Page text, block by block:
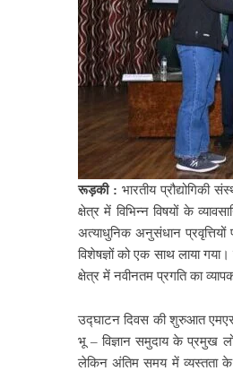
रूड़की : भारतीय
क्षेत्र में विभिन्न विषयों के
अत्याधुनिक अनुसंधान
विशेषज्ञों को एक साथ लाया
क्षेत्र में नवीनतम प्रगति का
उद्घाटन दिवस की शुरुआत
भू – विज्ञान समुदाय के प्रमुख
लेकिन अंतिम समय में व्यस्तता